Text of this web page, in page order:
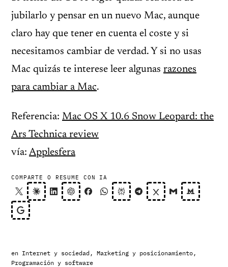
jubilarlo y pensar en un nuevo Mac, aunque
claro hay que tener en cuenta el coste y si
necesitamos cambiar de verdad. Y si no usas
Mac quizás te interese leer algunas razones
para cambiar a Mac.
Referencia: Mac OS X 10.6 Snow Leopard: the
Ars Technica review
vía: Applesfera
COMPARTE O RESUME CON IA
en Internet y sociedad , Marketing y posicionamiento ,
Programación y software